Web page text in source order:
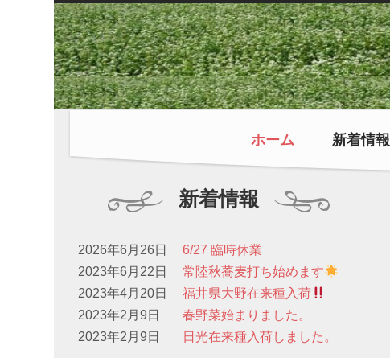
ホーム 新着情報
新着情報
2026年6月26日
6/27 臨時休業
2023年6月22日
常陸秋蕎麦打ち始めます
2023年4月20日
福井県大野在来種入荷
2023年2月9日
春野菜始まりました。
2023年2月9日
日光在来種入荷しました。